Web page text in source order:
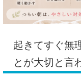
起きてすぐ無
とが大切と言